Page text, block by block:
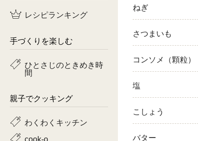
ねぎ
さつまいも
コンソメ（顆粒）
塩
こしょう
バター
トマト
レシピランキング
手づくりを楽しむ
ひとさじのときめき時
間
親子でクッキング
わくわくキッチン
cook-o